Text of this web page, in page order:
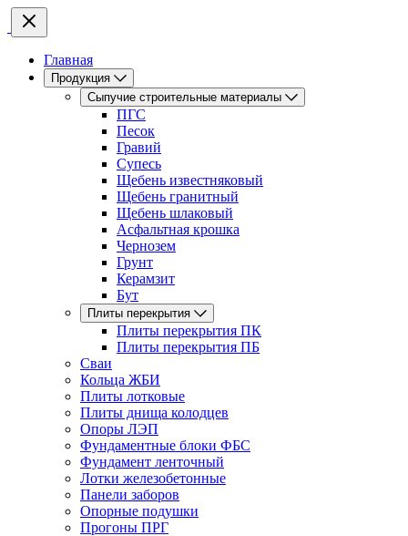
Главная
Продукция
Сыпучие строительные материалы
ПГС
Песок
Гравий
Супесь
Щебень известняковый
Щебень гранитный
Щебень шлаковый
Асфальтная крошка
Чернозем
Грунт
Керамзит
Бут
Плиты перекрытия
Плиты перекрытия ПК
Плиты перекрытия ПБ
Сваи
Кольца ЖБИ
Плиты лотковые
Плиты днища колодцев
Опоры ЛЭП
Фундаментные блоки ФБС
Фундамент ленточный
Лотки железобетонные
Панели заборов
Опорные подушки
Прогоны ПРГ